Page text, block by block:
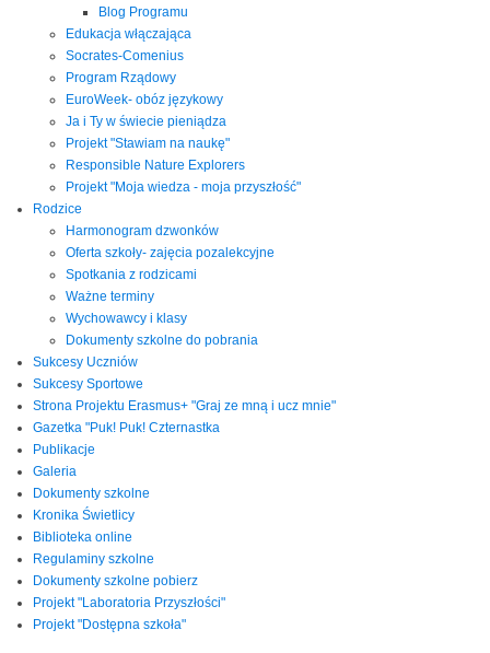
Blog Programu
Edukacja włączająca
Socrates-Comenius
Program Rządowy
EuroWeek- obóz językowy
Ja i Ty w świecie pieniądza
Projekt "Stawiam na naukę"
Responsible Nature Explorers
Projekt "Moja wiedza - moja przyszłość"
Rodzice
Harmonogram dzwonków
Oferta szkoły- zajęcia pozalekcyjne
Spotkania z rodzicami
Ważne terminy
Wychowawcy i klasy
Dokumenty szkolne do pobrania
Sukcesy Uczniów
Sukcesy Sportowe
Strona Projektu Erasmus+ "Graj ze mną i ucz mnie"
Gazetka "Puk! Puk! Czternastka
Publikacje
Galeria
Dokumenty szkolne
Kronika Świetlicy
Biblioteka online
Regulaminy szkolne
Dokumenty szkolne pobierz
Projekt "Laboratoria Przyszłości"
Projekt "Dostępna szkoła"